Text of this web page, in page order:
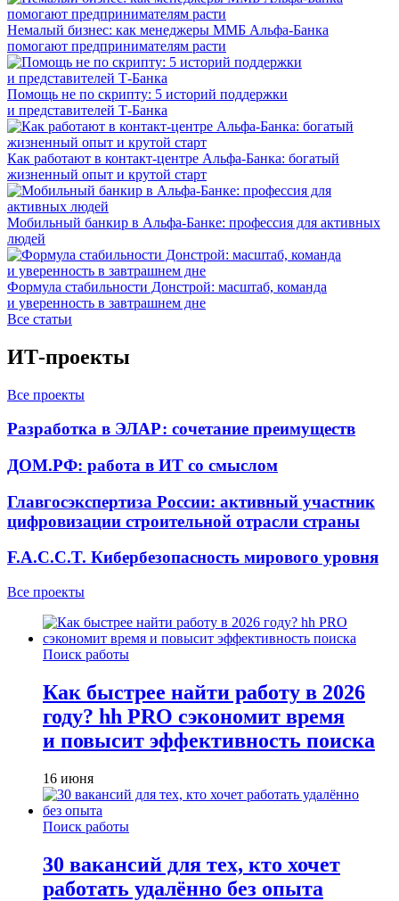
Немалый бизнес: как менеджеры ММБ Альфа-Банка
помогают предпринимателям расти
Помощь не по скрипту: 5 историй поддержки
и представителей Т-Банка
Как работают в контакт-центре Альфа-Банка: богатый
жизненный опыт и крутой старт
Мобильный банкир в Альфа-Банке: профессия для активных
людей
Формула стабильности Донстрой: масштаб, команда
и уверенность в завтрашнем дне
Все статьи
ИТ-проекты
Все проекты
Разработка в ЭЛАР: сочетание преимуществ
ДОМ.РФ: работа в ИТ со смыслом
Главгосэкспертиза России: активный участник
цифровизации строительной отрасли страны
F.A.C.C.T. Кибербезопасность мирового уровня
Все проекты
Поиск работы
Как быстрее найти работу в 2026
году? hh PRO сэкономит время
и повысит эффективность поиска
16 июня
Поиск работы
30 вакансий для тех, кто хочет
работать удалённо без опыта